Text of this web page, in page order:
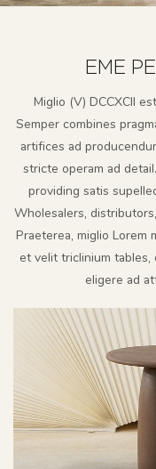
EME
Miglio (V) DCCXCII
Semper combines
artifices ad
stricte operam ad
providing satis
Wholesalers,
Praeterea, miglio Lorem
et velit triclinium tables,
eligere ad